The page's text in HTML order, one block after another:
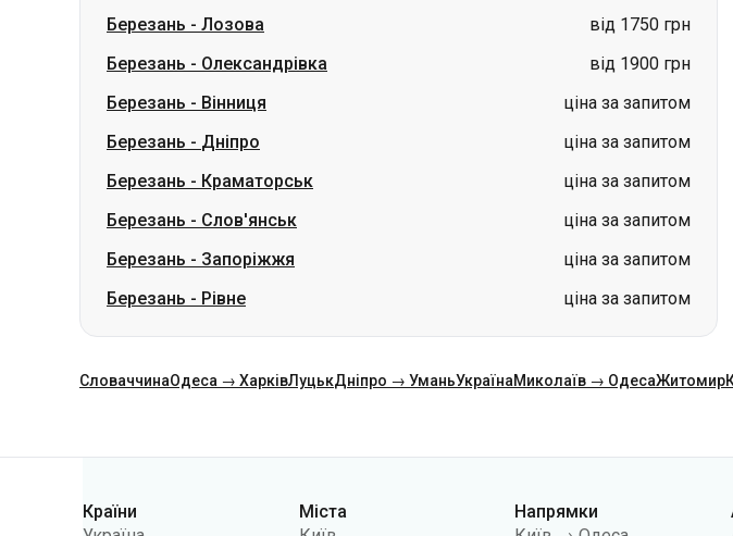
Березань-Дніпро
ціна за запитом
Березань-Краматорськ
ціна за запитом
Березань-Слов'янськ
ціна за запитом
Березань-Запоріжжя
ціна за запитом
Березань-Рівне ціна за запитом
СловаччинаОдеса → ХарківЛуцьк Миколаїв → ОдесаЖитомир
Категорії
Німеччина
Чехія
Дніпро
Львів
Варшава → Дніпро
Дніпро → Одеса